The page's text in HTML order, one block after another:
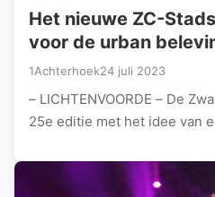
Het nieuwe ZC-
voor de urban
1Achterhoek24 juli 2023
– LICHTENVOORDE – De
25e editie met het idee van